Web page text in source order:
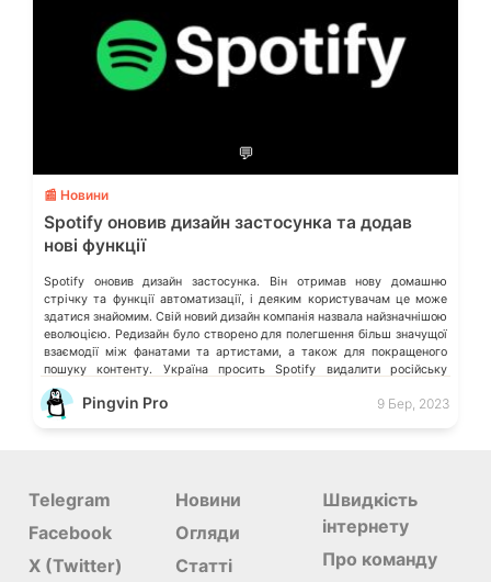
💬
📰 Новини
Spotify оновив дизайн застосунка та додав
нові функції
Spotify оновив дизайн застосунка. Він отримав нову домашню
стрічку та функції автоматизації, і деяким користувачам це може
здатися знайомим. Свій новий дизайн компанія назвала найзначнішою
еволюцією. Редизайн було створено для полегшення більш значущої
взаємодії між фанатами та артистами, а також для покращеного
пошуку контенту. Україна просить Spotify видалити російську
музику виконавців, що підтримують війну Користувачі Windows […]
Pingvin Pro 9 Бер, 2023
Telegram
Facebook
X (Twitter)
Новини
Огляди
Статті
Швидкість
інтернету
Про команду